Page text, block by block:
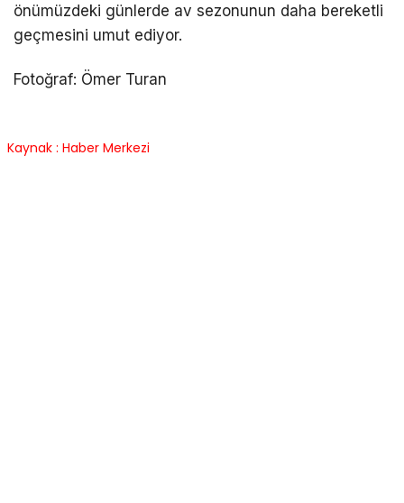
önümüzdeki günlerde av sezonunun daha bereketli
geçmesini umut ediyor.
Fotoğraf: Ömer Turan
Kaynak : Haber Merkezi